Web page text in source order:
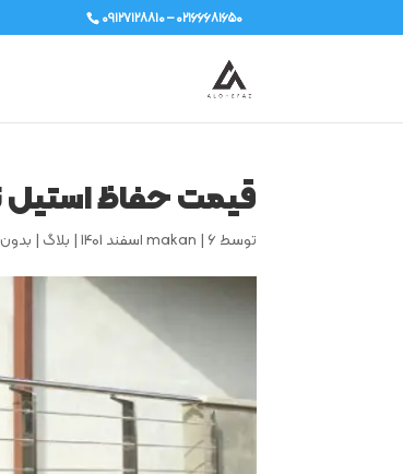
۰۹۱۲۷۱۲۸۸۱۰ – ۰۲۱۶۶۶۸۱۶۵۰
قیمت حفاظ
توسط makan |6 اسفند 1401 | بلاگ|